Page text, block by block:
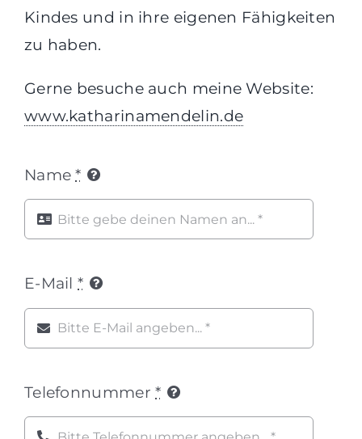
Kindes und in ihre eigenen Fähigkeiten
zu haben.
Gerne besuche auch meine Website:
www.katharinamendelin.de
Name*
E-Mail*
Telefonnummer*